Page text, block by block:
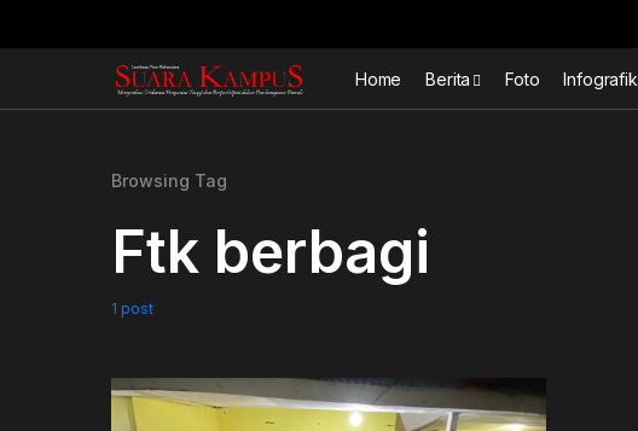
Home Berita Foto Infografik
Browsing Tag
Ftk berbagi
1 post